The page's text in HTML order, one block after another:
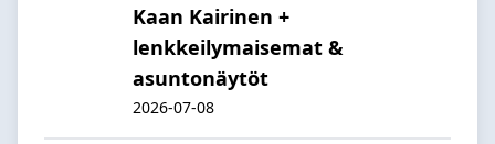
Kaan Kairinen +
lenkkeilymaisemat &
asuntonäytöt
2026-07-08